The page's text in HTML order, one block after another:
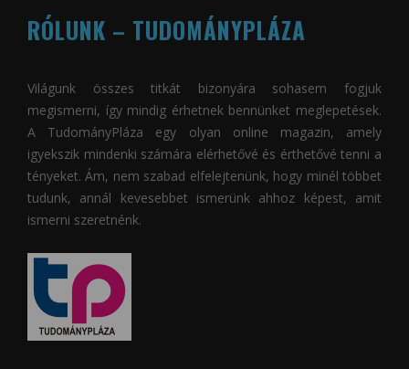
RÓLUNK – TUDOMÁNYPLÁZA
Világunk összes titkát bizonyára sohasem fogjuk
megismerni, így mindig érhetnek bennünket meglepetések.
A TudományPláza egy olyan online magazin, amely
igyekszik mindenki számára elérhetővé és érthetővé tenni a
tényeket. Ám, nem szabad elfelejtenünk, hogy minél többet
tudunk, annál kevesebbet ismerünk ahhoz képest, amit
ismerni szeretnénk.